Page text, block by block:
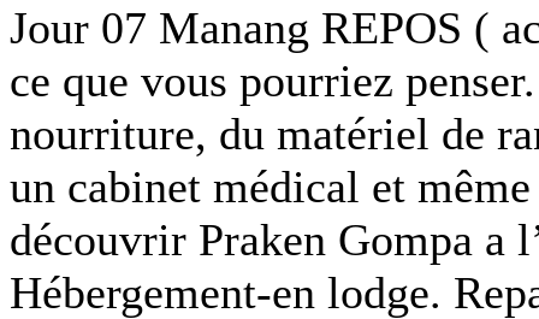
Jour 07 Manang REPOS (
ce que vous pourriez
nourriture, du matériel de
un cabinet médical et
découvrir Praken Gompa a
Hébergement-en lodge.